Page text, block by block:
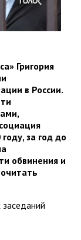
Григория
в России.
за год до
обвинения и